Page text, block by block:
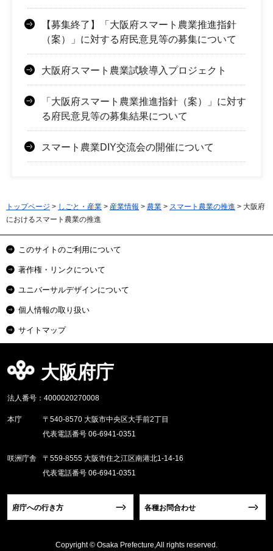
【募集終了】「大阪府スマート農業推進指針
（案）」に対する府民意見等の募集について
大阪府スマート農業試験導入プロジェクト
「大阪府スマート農業推進指針（案）」に対す
る府民意見等の募集結果について
スマート農業DIY交流会の開催について
トップページ > しごと・産業 > 産業情報 > 農業 > スマート農業の推進 > 大阪府
におけるスマート農業の推進
このサイトのご利用について
著作権・リンクについて
ユニバーサルデザインについて
個人情報の取り扱い
サイトマップ
大阪府庁
法人番号：4000020270008
本庁
〒540-8570 大阪市中央区大手前2丁目
代表電話番号 06-6941-0351
咲洲庁舎
〒559-8555 大阪市住之江区南港北1-14-16
代表電話番号 06-6941-0351
府庁への行き方 各種お問合わせ
Copyright © Osaka Prefecture,All rights reserved.